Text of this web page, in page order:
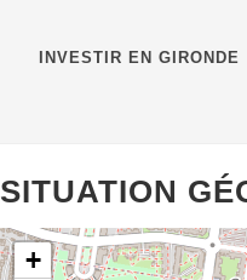
INVESTIR EN GIRONDE
SITUATION
+